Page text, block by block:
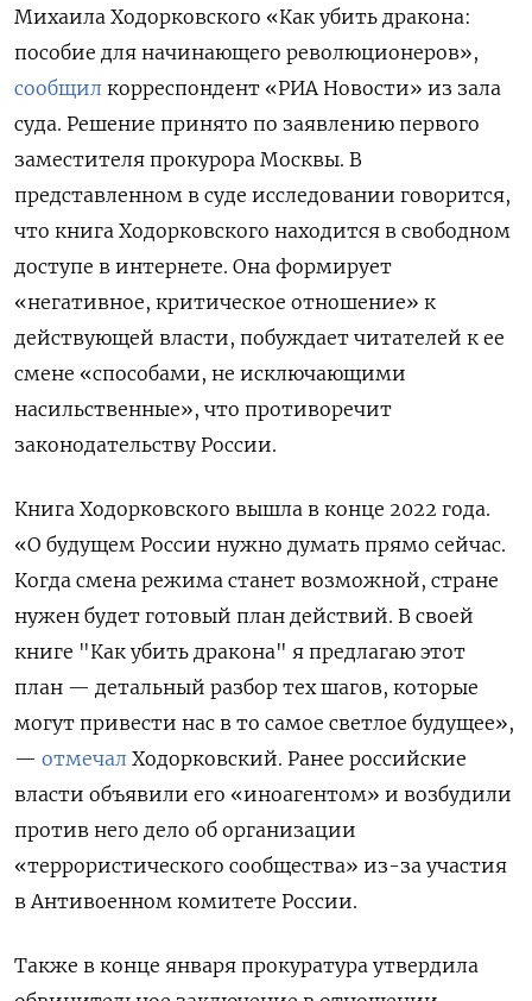
Михаила Ходорковского «Как убить дракона:
пособие для начинающего революционеров»,
сообщил корреспондент «РИА Новости» из зала
суда. Решение принято по заявлению первого
заместителя прокурора Москвы. В
представленном в суде исследовании говорится,
что книга Ходорковского находится в свободном
доступе в интернете. Она формирует
«негативное, критическое отношение» к
действующей власти, побуждает читателей к ее
смене «способами, не исключающими
насильственные», что противоречит
законодательству России.
Книга Ходорковского вышла в конце 2022 года.
«О будущем России нужно думать прямо сейчас.
Когда смена режима станет возможной, стране
нужен будет готовый план действий. В своей
книге "Как убить дракона" я предлагаю этот
план — детальный разбор тех шагов, которые
могут привести нас в то самое светлое будущее»,
— отмечал Ходорковский. Ранее российские
власти объявили его «иноагентом» и возбудили
против него дело об организации
«террористического сообщества» из-за участия
в Антивоенном комитете России.
Также в конце января прокуратура утвердила